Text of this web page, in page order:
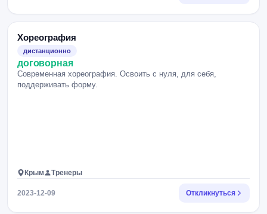
Хореография
дистанционно
договорная
Современная хореография. Освоить с нуля, для себя,
поддерживать форму.
Крым Тренеры
2023-12-09 Откликнуться